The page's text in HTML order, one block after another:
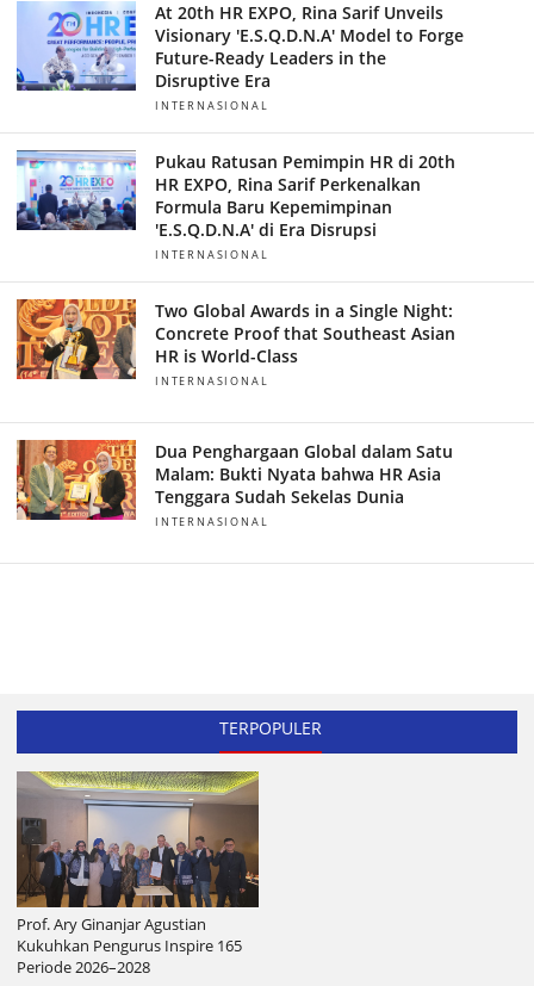
At 20th HR EXPO, Rina Sarif Unveils
Visionary 'E.S.Q.D.N.A' Model to Forge
Future-Ready Leaders in the
Disruptive Era
INTERNASIONAL
Pukau Ratusan Pemimpin HR di 20th
HR EXPO, Rina Sarif Perkenalkan
Formula Baru Kepemimpinan
'E.S.Q.D.N.A' di Era Disrupsi
INTERNASIONAL
Two Global Awards in a Single Night:
Concrete Proof that Southeast Asian
HR is World-Class
INTERNASIONAL
Dua Penghargaan Global dalam Satu
Malam: Bukti Nyata bahwa HR Asia
Tenggara Sudah Sekelas Dunia
INTERNASIONAL
TERPOPULER
Prof. Ary Ginanjar Agustian
Kukuhkan Pengurus Inspire 165
Periode 2026–2028